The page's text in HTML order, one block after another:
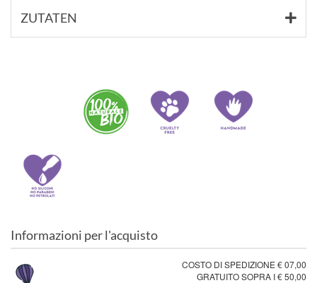
ZUTATEN
Informazioni per l'acquisto
COSTO DI SPEDIZIONE € 07,00
GRATUITO SOPRA I € 50,00